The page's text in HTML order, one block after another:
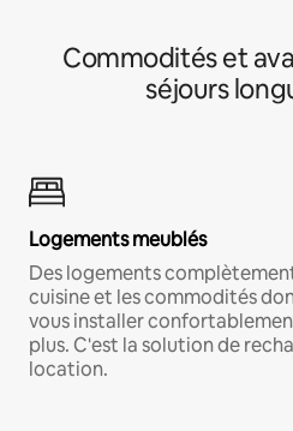
Commodités et
séjours
Logements meublés
Des logements
cuisine et les commodités
vous installer
plus. C'est la solution de
location.